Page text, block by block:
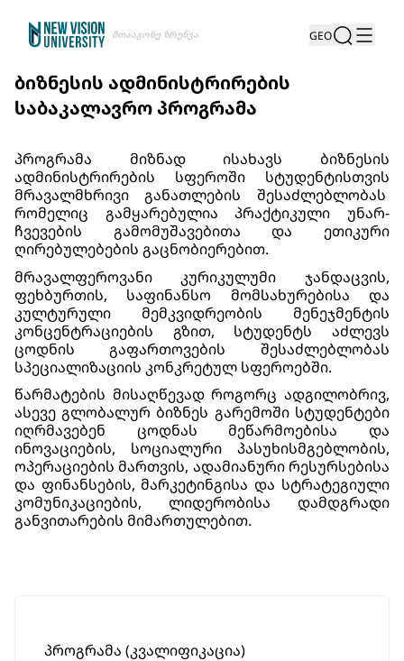
Შთააგონე Ზრუნვა GEO
ბიზნესის ადმინისტრირების
საბაკალავრო პროგრამა
პროგრამა მიზნად ისახავს ბიზნესის
ადმინისტრირების სფეროში სტუდენტისთვის
მრავალმხრივი განათლების შესაძლებლობას
რომელიც გამყარებულია პრაქტიკული უნარ-
ჩვევების გამომუშავებითა და ეთიკური
ღირებულებების გაცნობიერებით.
მრავალფეროვანი კურიკულუმი ჯანდაცვის,
ფეხბურთის, საფინანსო მომსახურებისა და
კულტურული მემკვიდრეობის მენეჯმენტის
კონცენტრაციების გზით, სტუდენტს აძლევს
ცოდნის გაფართოვების შესაძლებლობას
სპეციალიზაციის კონკრეტულ სფეროებში.
წარმატების მისაღწევად როგორც ადგილობრივ,
ასევე გლობალურ ბიზნეს გარემოში სტუდენტები
იღრმავებენ ცოდნას მეწარმოებისა და
ინოვაციების, სოციალური პასუხისმგებლობის,
ოპერაციების მართვის, ადამიანური რესურსებისა
და ფინანსების, მარკეტინგისა და სტრატეგიული
კომუნიკაციების, ლიდერობისა დამდგრადი
განვითარების მიმართულებით.
პროგრამა (კვალიფიკაცია)